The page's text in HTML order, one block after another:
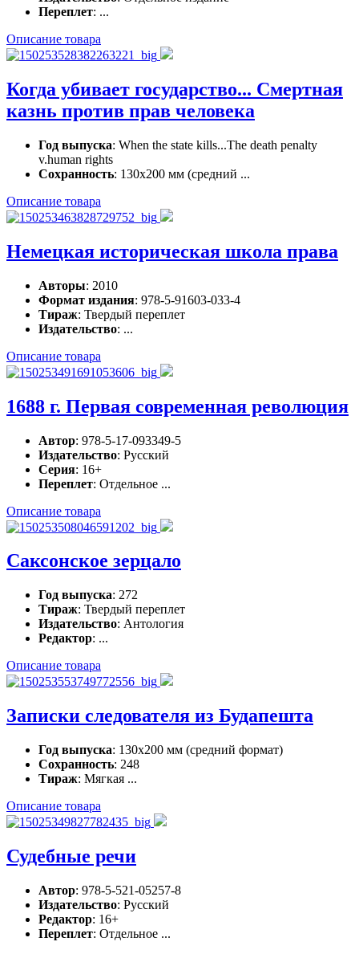
Переплет: ...
Описание товара
Когда убивает государство... Смертная
казнь против прав человека
Год выпуска: When the state kills...The death penalty
v.human rights
Сохранность: 130х200 мм (средний ...
Описание товара
Немецкая историческая школа права
Авторы: 2010
Формат издания: 978-5-91603-033-4
Тираж: Твердый переплет
Издательство: ...
Описание товара
1688 г. Первая современная революция
Автор: 978-5-17-093349-5
Издательство: Русский
Серия: 16+
Переплет: Отдельное ...
Описание товара
Саксонское зерцало
Год выпуска: 272
Тираж: Твердый переплет
Издательство: Антология
Редактор: ...
Описание товара
Записки следователя из Будапешта
Год выпуска: 130х200 мм (средний формат)
Сохранность: 248
Тираж: Мягкая ...
Описание товара
Судебные речи
Автор: 978-5-521-05257-8
Издательство: Русский
Редактор: 16+
Переплет: Отдельное ...